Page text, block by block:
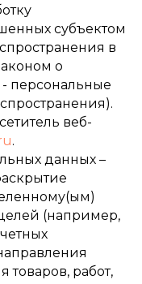
субъектом
в
о
персональные
веб-
.
данных –
(например,
работ,